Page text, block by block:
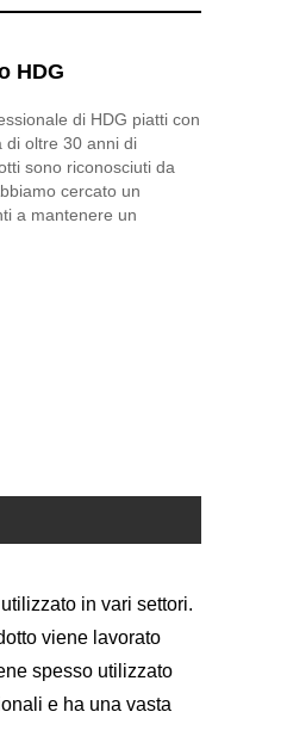
HDG
di HDG piatti con
di oltre 30 anni di
sono riconosciuti da
cercato un
a mantenere un
in vari settori.
viene lavorato
spesso utilizzato
e ha una vasta